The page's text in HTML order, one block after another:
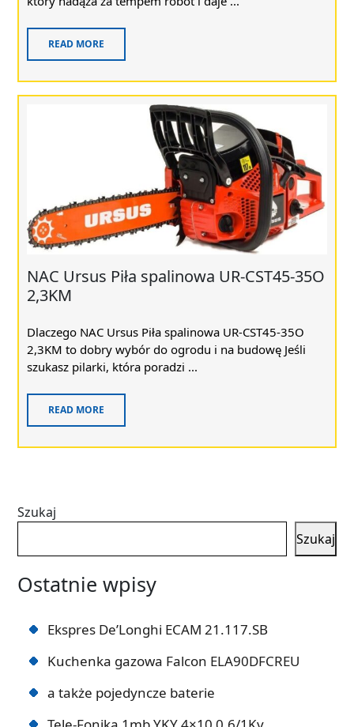
READ MORE
NAC Ursus Piła spalinowa UR-CST45-35O
2,3KM
Dlaczego NAC Ursus Piła spalinowa UR-CST45-35O
2,3KM to dobry wybór do ogrodu i na budowę Jeśli
szukasz pilarki, która poradzi ...
READ MORE
Szukaj
Szukaj
Ostatnie wpisy
Ekspres De’Longhi ECAM 21.117.SB
Kuchenka gazowa Falcon ELA90DFCREU
a także pojedyncze baterie